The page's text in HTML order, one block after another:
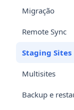
Migração
Remote Sync
Staging Sites
Multisites
Backup e